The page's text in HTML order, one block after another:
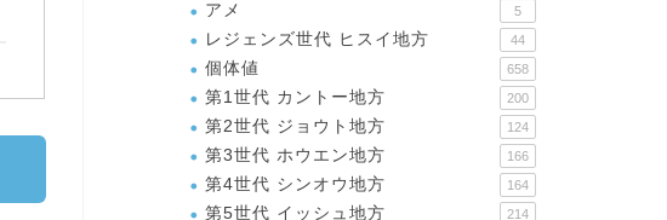
アメ 5
レジェンズ世代 ヒスイ地方 44
個体値 658
第1世代 カントー地方 200
第2世代 ジョウト地方 124
第3世代 ホウエン地方 166
第4世代 シンオウ地方 164
第5世代 イッシュ地方 214